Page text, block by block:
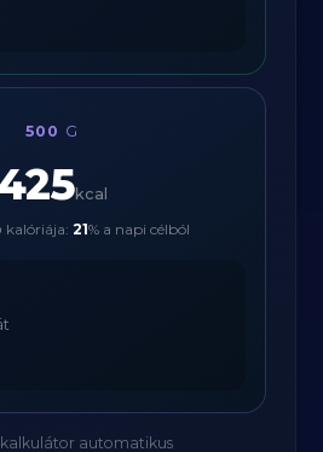
500 G
kcal
kalóriája: 21% a napi célból
automatikus